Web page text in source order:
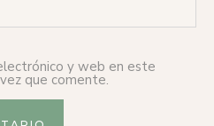
y web en este
que comente.